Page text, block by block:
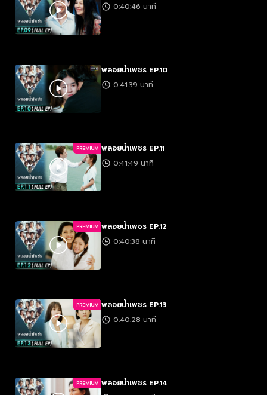
0:40:46 นาที
พลอยน้ำเพชร EP.10
0:41:39 นาที
PREMIUM พลอยน้ำเพชร EP.11
0:41:49 นาที
PREMIUM พลอยน้ำเพชร EP.12
0:40:38 นาที
PREMIUM พลอยน้ำเพชร EP.13
0:40:28 นาที
PREMIUM พลอยน้ำเพชร EP.14